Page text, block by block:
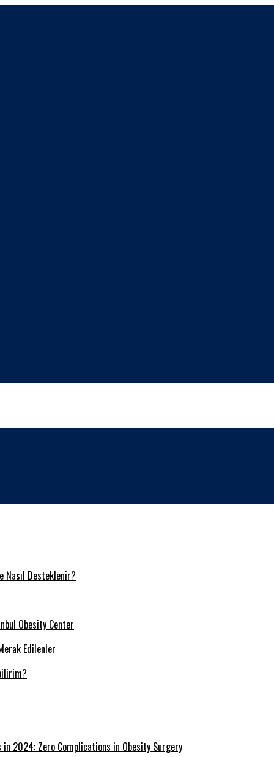
Nasıl Desteklenir?
Obesity Center
Edilenler
2024: Zero Complications in Obesity Surgery